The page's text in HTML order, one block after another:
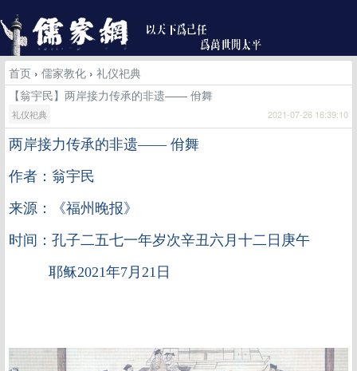
首页 › 儒家教化 › 礼仪祀典
【翁宇民】两岸接力传承的非遗—— 佾舞
礼仪祀典 2021-07-26 16:39:10
两岸接力传承的非遗—— 佾舞
作者：翁宇民
来源：《福州晚报》
时间：孔子二五七一年岁次辛丑六月十二日庚午
耶稣2021年7月21日